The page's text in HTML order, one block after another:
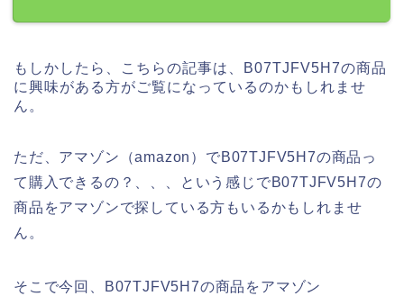
もしかしたら、こちらの記事は、B07TJFV5H7の商品
に興味がある方がご覧になっているのかもしれませ
ん。
ただ、アマゾン（amazon）でB07TJFV5H7の商品っ
て購入できるの？、、、という感じでB07TJFV5H7の
商品をアマゾンで探している方もいるかもしれませ
ん。
そこで今回、B07TJFV5H7の商品をアマゾン